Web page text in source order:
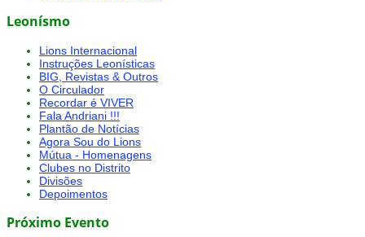
Leonísmo
Lions Internacional
Instruções Leonísticas
BIG, Revistas & Outros
O Circulador
Recordar é VIVER
Fala Andriani !!!
Plantão de Notícias
Agora Sou do Lions
Mútua - Homenagens
Clubes no Distrito
Divisões
Depoimentos
Próximo Evento